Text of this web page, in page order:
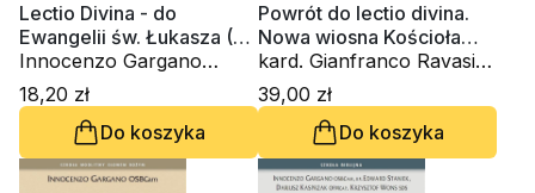
Lectio Divina - do
Ewangelii św. Łukasza (5)
(Tom 22)
Innocenzo Gargano
OSBCam.
18,20 zł
Do koszyka
Powrót do lectio divina.
Nowa wiosna Kościoła
(CD-audiobook)
kard. Gianfranco Ravasi,
Innocenzo Gargano
OSBCam., Amedeo
Cencini FdCC, ks.
Waldemar Chrostowski,
ks. Krzysztof Grzywocz
39,00 zł
Do koszyka